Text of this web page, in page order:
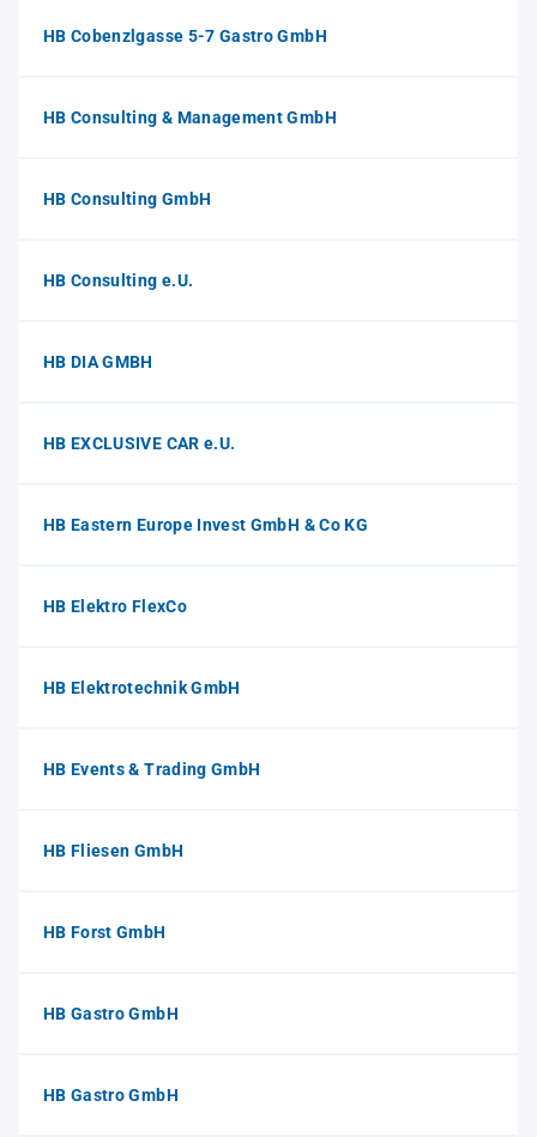
HB Cobenzlgasse 5-7 Gastro GmbH
HB Consulting & Management GmbH
HB Consulting GmbH
HB Consulting e.U.
HB DIA GMBH
HB EXCLUSIVE CAR e.U.
HB Eastern Europe Invest GmbH & Co KG
HB Elektro FlexCo
HB Elektrotechnik GmbH
HB Events & Trading GmbH
HB Fliesen GmbH
HB Forst GmbH
HB Gastro GmbH
HB Gastro GmbH